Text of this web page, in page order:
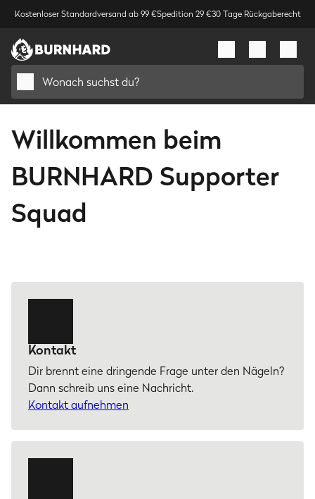
Kostenloser Standardversand ab 99 €Spedition 29 €30 Tage Rückgaberecht
Wonach suchst du?
Willkommen beim
BURNHARD Supporter
Squad
Kontakt
Dir brennt eine dringende Frage unter den Nägeln?
Dann schreib uns eine Nachricht.
Kontakt aufnehmen